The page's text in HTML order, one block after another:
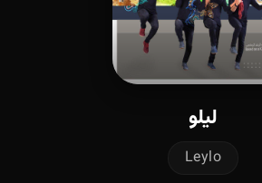
لیلو
Leylo